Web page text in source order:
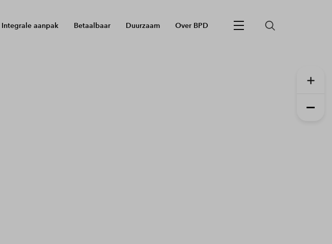
Integrale aanpak Betaalbaar Duurzaam Over BPD